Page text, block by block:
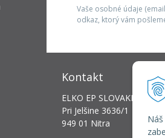
Vaše osobné údaje
odkaz, ktorý vám
Kontakt
ELKO EP SLOVAKIA, s.r.o.
Pri Jelšine 3636/1
949 01 Nitra